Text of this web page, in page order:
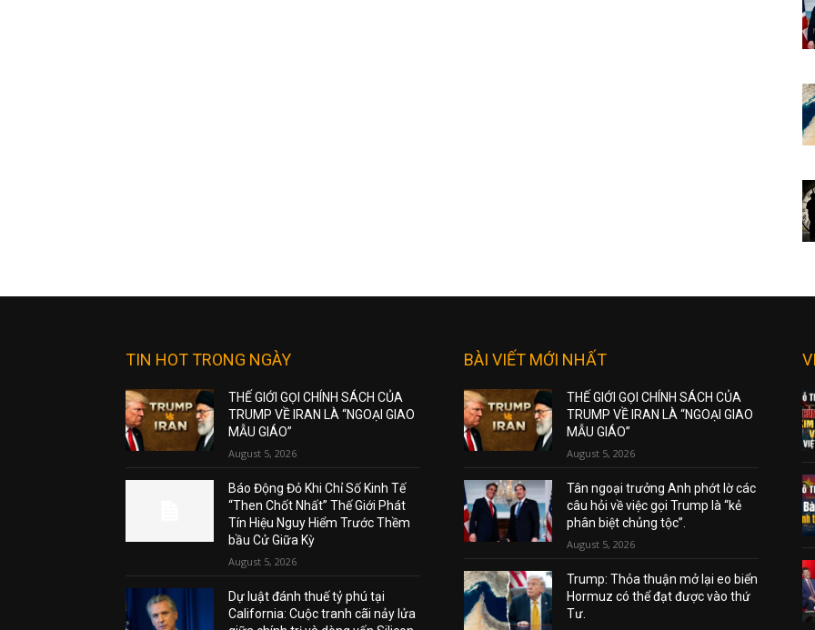
TIN HOT TRONG NGÀY
THẾ GIỚI GỌI CHÍNH SÁCH CỦA
TRUMP VỀ IRAN LÀ “NGOẠI GIAO
MẪU GIÁO”
August 5, 2026
Báo Động Đỏ Khi Chỉ Số Kinh Tế
“Then Chốt Nhất” Thế Giới Phát
Tín Hiệu Nguy Hiểm Trước Thềm
bầu Cử Giữa Kỳ
August 5, 2026
Dự luật đánh thuế tỷ phú tại
California: Cuộc tranh cãi nảy lửa
BÀI VIẾT MỚI NHẤT
THẾ GIỚI GỌI CHÍNH SÁCH CỦA
TRUMP VỀ IRAN LÀ “NGOẠI GIAO
MẪU GIÁO”
August 5, 2026
Tân ngoại trưởng Anh phớt lờ các
câu hỏi về việc gọi Trump là “kẻ
phân biệt chủng tộc”.
August 5, 2026
Trump: Thỏa thuận mở lại eo biển
Hormuz có thể đạt được vào thứ
Tư.